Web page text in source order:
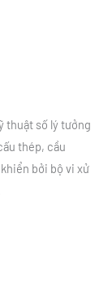
thuật số lý tưởng
thép, cầu
bởi bộ vi xử